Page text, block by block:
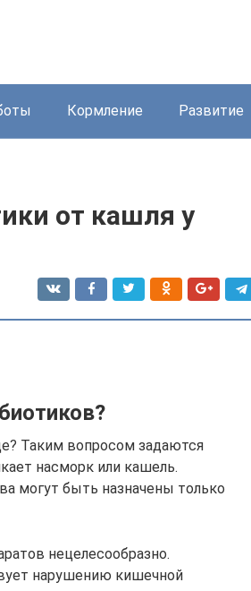
Кормление Развитие
от кашля у
Таким вопросом задаются
насморк или кашель.
могут быть назначены только
нецелесообразно.
нарушению кишечной